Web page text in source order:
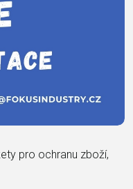
pro ochranu zboží,